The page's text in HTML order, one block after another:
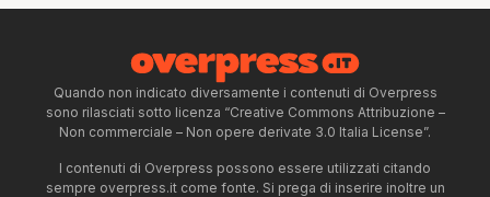
Quando non indicato diversamente i contenuti di Overpress
sono rilasciati sotto licenza “Creative Commons Attribuzione –
Non commerciale – Non opere derivate 3.0 Italia License”.
I contenuti di Overpress possono essere utilizzati citando
sempre overpress.it come fonte. Si prega di inserire inoltre un